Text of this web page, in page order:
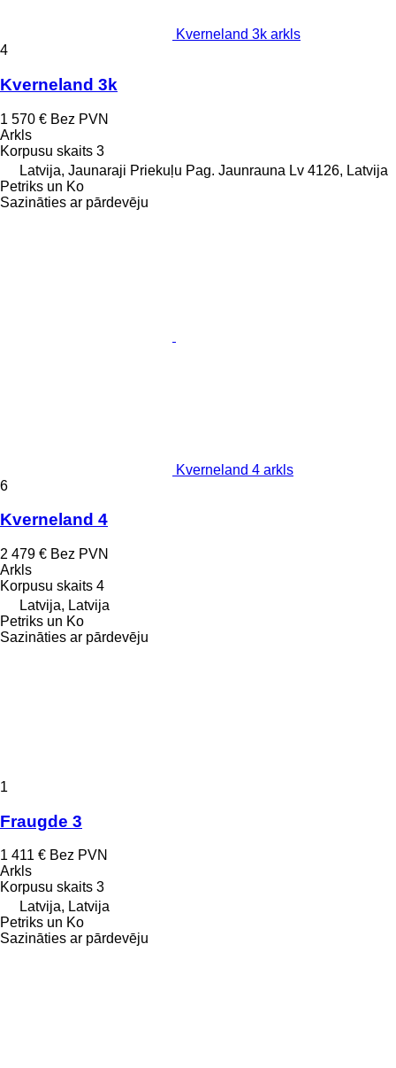
Kverneland 3k arkls
4
Kverneland 3k
1 570 € Bez PVN
Arkls
Korpusu skaits 3
Latvija, Jaunaraji Priekuļu Pag. Jaunrauna Lv 4126, Latvija
Petriks un Ko
Sazināties ar pārdevēju
Kverneland 4 arkls
6
Kverneland 4
2 479 € Bez PVN
Arkls
Korpusu skaits 4
Latvija, Latvija
Petriks un Ko
Sazināties ar pārdevēju
1
Fraugde 3
1 411 € Bez PVN
Arkls
Korpusu skaits 3
Latvija, Latvija
Petriks un Ko
Sazināties ar pārdevēju